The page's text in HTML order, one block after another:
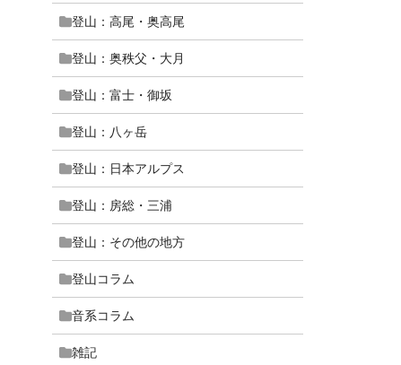
登山：高尾・奥高尾
登山：奥秩父・大月
登山：富士・御坂
登山：八ヶ岳
登山：日本アルプス
登山：房総・三浦
登山：その他の地方
登山コラム
音系コラム
雑記